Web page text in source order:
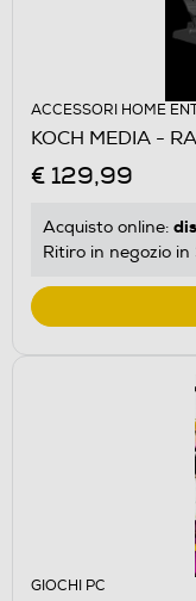
ACCESSORI HOME
KOCH MEDIA -
€ 129,99
Acquisto online:
Ritiro in negozio
GIOCHI PC